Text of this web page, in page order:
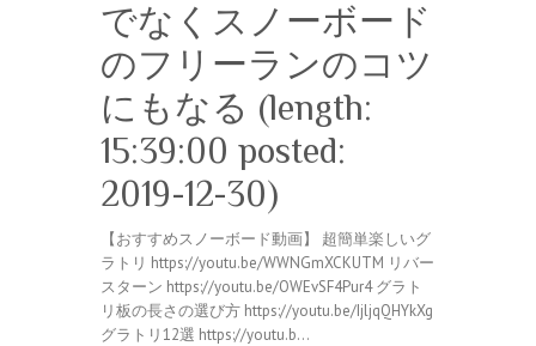
でなくスノーボード
のフリーランのコツ
にもなる (length:
15:39:00 posted:
2019-12-30)
【おすすめスノーボード動画】 超簡単楽しいグ
ラトリ https://youtu.be/WWNGmXCKUTM リバー
スターン https://youtu.be/OWEvSF4Pur4 グラト
リ板の長さの選び方 https://youtu.be/IjljqQHYkXg
グラトリ12選 https://youtu.b…